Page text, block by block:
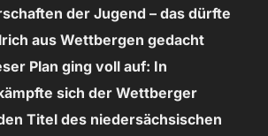
der Jugend – das dürfte
aus Wettbergen gedacht
Plan ging voll auf: In
sich der Wettberger
Titel des niedersächsischen